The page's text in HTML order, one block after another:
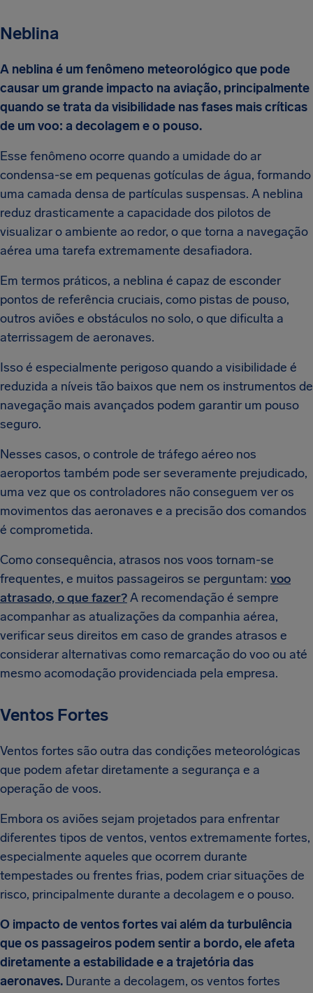
Neblina
A neblina é um fenômeno meteorológico que pode
causar um grande impacto na aviação, principalmente
quando se trata da visibilidade nas fases mais críticas
de um voo: a decolagem e o pouso.
Esse fenômeno ocorre quando a umidade do ar
condensa-se em pequenas gotículas de água, formando
uma camada densa de partículas suspensas. A neblina
reduz drasticamente a capacidade dos pilotos de
visualizar o ambiente ao redor, o que torna a navegação
aérea uma tarefa extremamente desafiadora.
Em termos práticos, a neblina é capaz de esconder
pontos de referência cruciais, como pistas de pouso,
outros aviões e obstáculos no solo, o que dificulta a
aterrissagem de aeronaves.
Isso é especialmente perigoso quando a visibilidade é
reduzida a níveis tão baixos que nem os instrumentos de
navegação mais avançados podem garantir um pouso
seguro.
Nesses casos, o controle de tráfego aéreo nos
aeroportos também pode ser severamente prejudicado,
uma vez que os controladores não conseguem ver os
movimentos das aeronaves e a precisão dos comandos
é comprometida.
Como consequência, atrasos nos voos tornam-se
frequentes, e muitos passageiros se perguntam: voo
atrasado, o que fazer?A recomendação é sempre
acompanhar as atualizações da companhia aérea,
verificar seus direitos em caso de grandes atrasos e
considerar alternativas como remarcação do voo ou até
mesmo acomodação providenciada pela empresa.
Ventos Fortes
Ventos fortes são outra das condições meteorológicas
que podem afetar diretamente a segurança e a
operação de voos.
Embora os aviões sejam projetados para enfrentar
diferentes tipos de ventos, ventos extremamente fortes,
especialmente aqueles que ocorrem durante
tempestades ou frentes frias, podem criar situações de
risco, principalmente durante a decolagem e o pouso.
O impacto de ventos fortes vai além da turbulência
que os passageiros podem sentir a bordo, ele afeta
diretamente a estabilidade e a trajetória das
aeronaves. Durante a decolagem, os ventos fortes